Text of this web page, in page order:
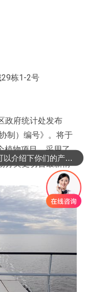
栋1-2号
政府统计处发布
制）编号》。将于
植物项目，采用了
分类更切合最新情
可以介绍下你们的产品么？